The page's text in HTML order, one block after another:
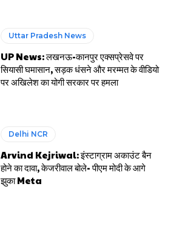
Uttar Pradesh News
UP News: लखनऊ-कानपुर एक्सप्रेसवे पर
सियासी घमासान, सड़क धंसने और मरम्मत के वीडियो
पर अखिलेश का योगी सरकार पर हमला
Delhi NCR
Arvind Kejriwal: इंस्टाग्राम अकाउंट बैन
होने का दावा, केजरीवाल बोले- पीएम मोदी के आगे
झुका Meta